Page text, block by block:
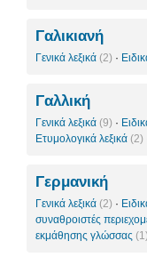
Γαλικιανή
Γενικά λεξικά (2) ·
Γαλλική
Γενικά λεξικά (9) ·
Ετυμολογικά λεξικά (2)
Γερμανική
Γενικά λεξικά (2) ·
συναθροιστές
εκμάθησης γλώσσας (1)